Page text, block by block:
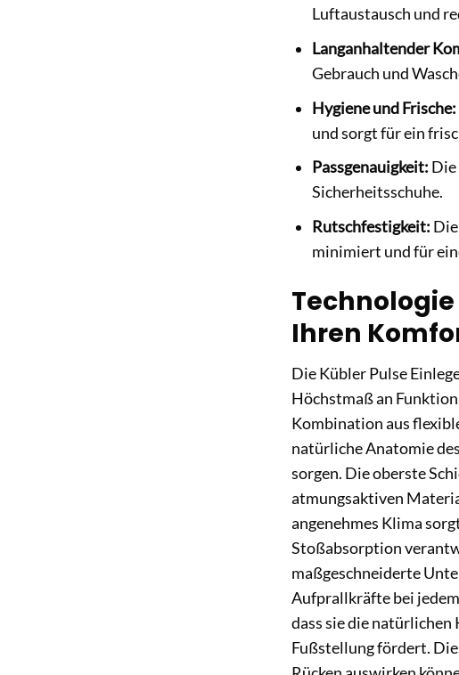
Luftaustausch und
Langanhaltender
Gebrauch und
Hygiene und Frische:
und sorgt für ein
Passgenauigkeit: Die
Sicherheitsschuhe.
Rutschfestigkeit:
minimiert und für
Ihren
Die Kübler Pulse
Höchstmaß an
Kombination aus
natürliche Anatomie
sorgen. Die oberste
atmungsaktiven
angenehmes Klima
Stoßabsorption
maßgeschneiderte
Aufprallkräfte bei
dass sie die natürlichen
Fußstellung fördert.